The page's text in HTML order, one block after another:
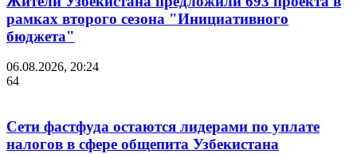
рамках второго сезона "Инициативного
бюджета"
06.08.2026, 20:24
64
Сети фастфуда остаются лидерами по уплате
налогов в сфере общепита Узбекистана